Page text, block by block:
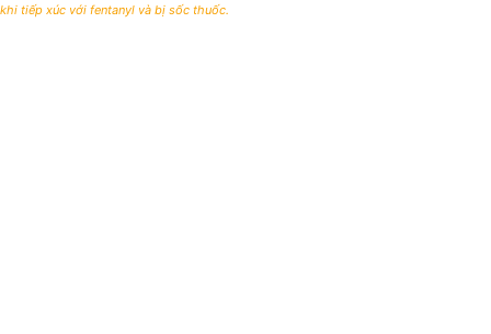
khi tiếp xúc với fentanyl và bị sốc thuốc.